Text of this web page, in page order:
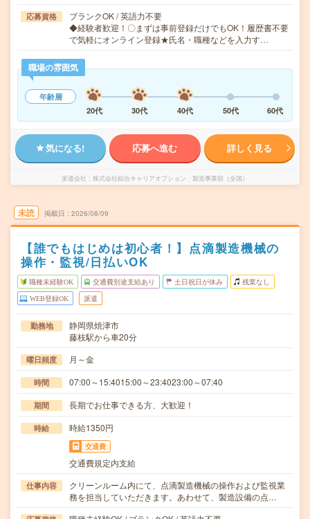
応募資格
ブランクOK / 英語力不要
◆経験者歓迎！〇まずは事前登録だけでもOK！履歴書不要
で気軽にオンライン登録★氏名・職種などを入力す…
職場の雰囲気
年齢層
20代
30代 40代 50代 60代
気になる! 応募へ進む 詳しく見る
派遣会社 株式会社綜合キャリアオプション 製造事業部（全国）
未読 掲載日 2026/08/09
【誰でもはじめは初心者！】点滴製造機械の
操作・監視/日払いOK
職種未経験OK 交通費別途支給あり 土日祝日が休み 残業なし
WEB登録OK 派遣
勤務地
静岡県焼津市
藤枝駅から車20分
曜日頻度 月～金
時間 07:00～15:4015:00～23:4023:00～07:40
期間 長期でお仕事できる方、大歓迎！
時給 時給1350円
交通費
交通費規定内支給
仕事内容
クリーンルーム内にて、点滴製造機械の操作および監視業
務を担当していただきます。あわせて、製造設備の点…